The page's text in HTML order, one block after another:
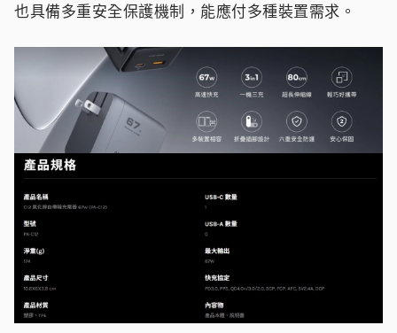
也具備多重安全保護機制，能應付多種裝置需求。